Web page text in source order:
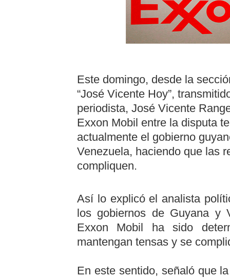
Este domingo, desde la
“José Vicente Hoy”,
periodista, José Vicente
Exxon Mobil entre la disputa
actualmente el gobierno
Venezuela, haciendo que las
compliquen.
Así lo explicó el analista
los gobiernos de Guyana y
Exxon Mobil ha sido
mantengan tensas y se
En este sentido, señaló que